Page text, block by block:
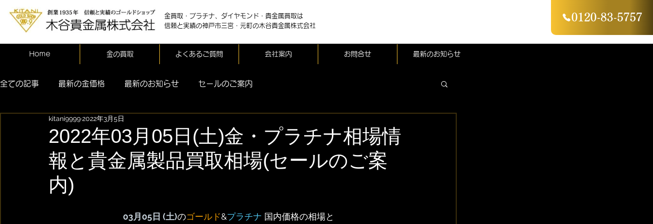
0120-83-5757
金買取・プラチナ、ダイヤモンド・貴金属買取は
信頼と実績の神戸市三宮・元町の木谷貴金属株式会社
Home 金の買取 よくあるご質問 会社案内 お問合せ 最新のお知らせ
全ての記事 最新の金価格 最新のお知らせ セールのご案内
2022年03月05日(土)金・プラチナ相場情
報と貴金属製品買取相場(セールのご案
内)
kitani99992022年3月5日
03月05日 (土)のゴールド&プラチナ 国内価格の相場と